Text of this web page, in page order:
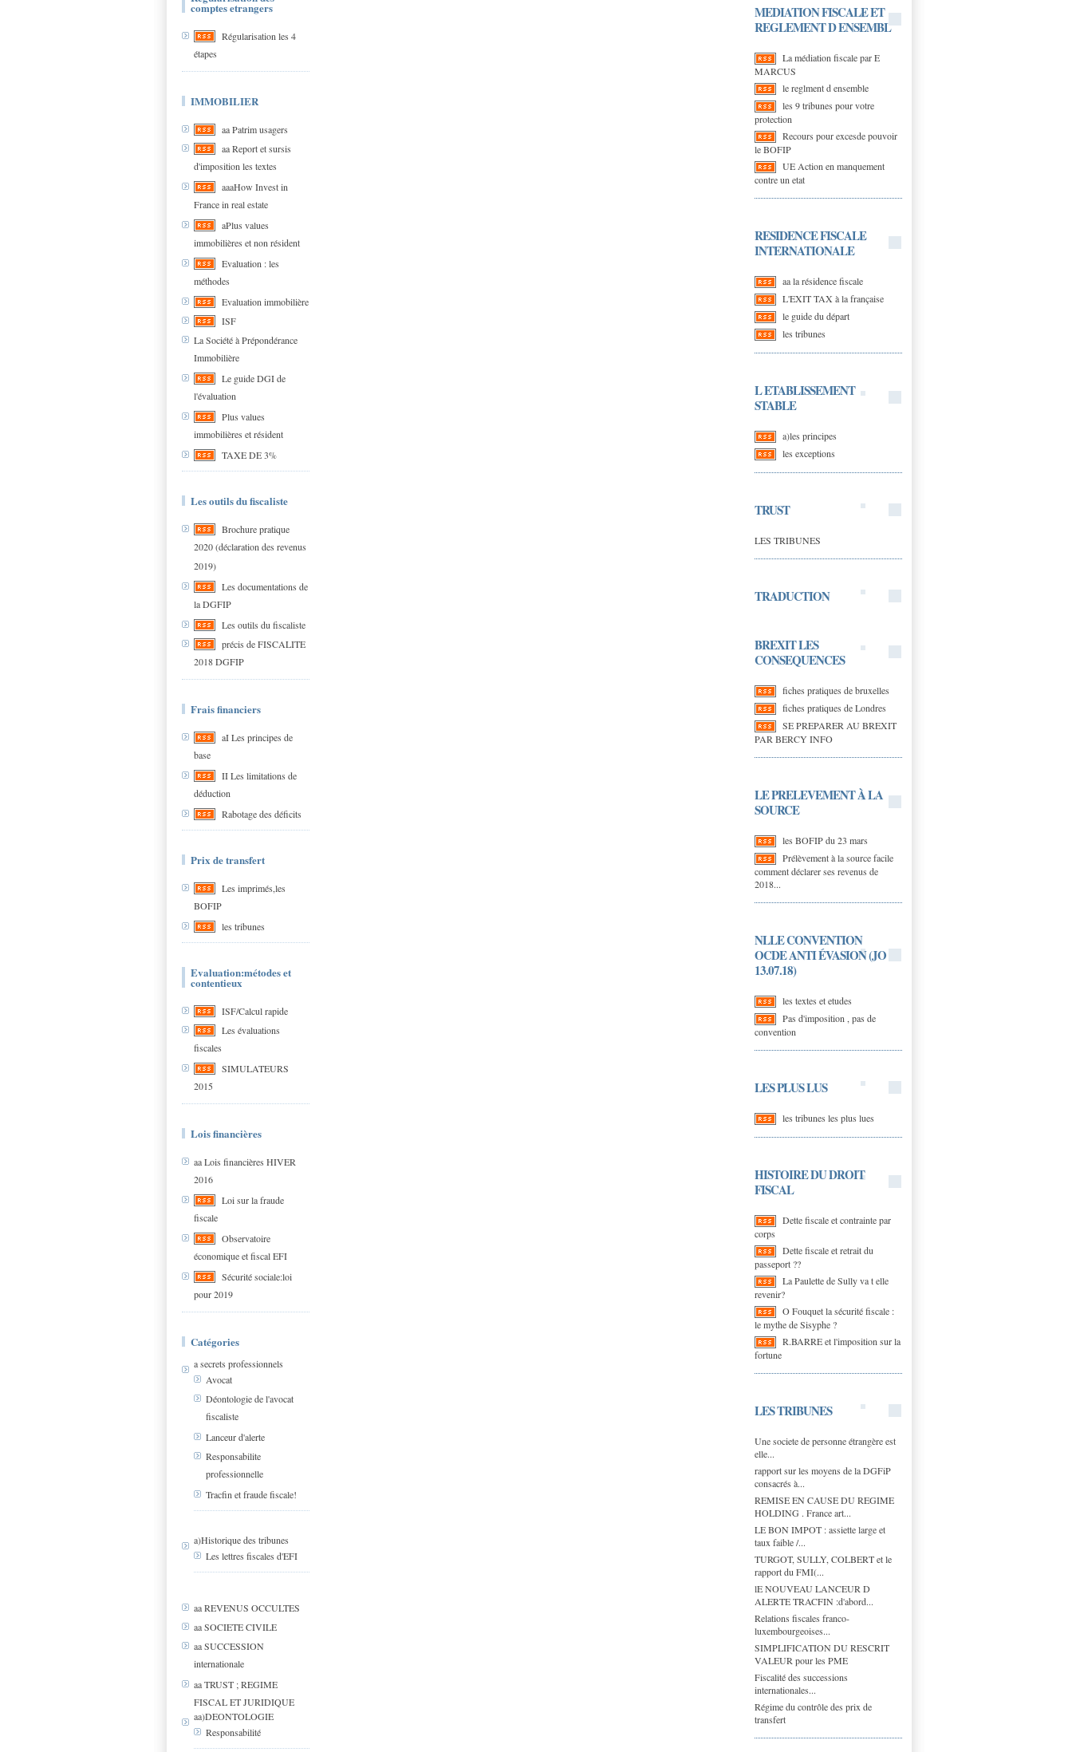
comptes etrangers
Régularisation les 4
étapes
IMMOBILIER
aa Patrim usagers
aa Report et sursis
d'imposition les textes
aaaHow Invest in
France in real estate
aPlus values
immobilières et non résident
Evaluation : les
méthodes
Evaluation immobilière
ISF
La Société à Prépondérance
Immobilière
Le guide DGI de
l'évaluation
Plus values
immobilières et résident
TAXE DE 3%
Les outils du fiscaliste
Brochure pratique
2020 (déclaration des revenus
2019)
Les documentations de
la DGFIP
Les outils du fiscaliste
précis de FISCALITE
2018 DGFIP
Frais financiers
aI Les principes de
base
II Les limitations de
déduction
Rabotage des déficits
Prix de transfert
Les imprimés,les
BOFIP
les tribunes
Evaluation:métodes et
contentieux
ISF/Calcul rapide
Les évaluations
fiscales
SIMULATEURS
2015
Lois financières
aa Lois financières HIVER
2016
Loi sur la fraude
fiscale
Observatoire
économique et fiscal EFI
Sécurité sociale:loi
pour 2019
Catégories
a secrets professionnels
Avocat
Déontologie de l'avocat
fiscaliste
Lanceur d'alerte
Responsabilite
professionnelle
Tracfin et fraude fiscale!
a)Historique des tribunes
Les lettres fiscales d'EFI
aa REVENUS OCCULTES
aa SOCIETE CIVILE
aa SUCCESSION
internationale
aa TRUST ; REGIME
FISCAL ET JURIDIQUE
aa)DEONTOLOGIE
Responsabilité
MEDIATION FISCALE ET
REGLEMENT D ENSEMBL
La médiation fiscale par E
MARCUS
le reglment d ensemble
les 9 tribunes pour votre
protection
Recours pour excesde pouvoir
le BOFIP
UE Action en manquement
contre un etat
RESIDENCE FISCALE
INTERNATIONALE
aa la résidence fiscale
L'EXIT TAX à la française
le guide du départ
les tribunes
L ETABLISSEMENT
STABLE
a)les principes
les exceptions
TRUST
LES TRIBUNES
TRADUCTION
BREXIT LES
CONSEQUENCES
fiches pratiques de bruxelles
fiches pratiques de Londres
SE PREPARER AU BREXIT
PAR BERCY INFO
LE PRELEVEMENT À LA
SOURCE
les BOFIP du 23 mars
Prélèvement à la source facile
comment déclarer ses revenus de
2018...
NLLE CONVENTION
OCDE ANTI ÉVASION (JO
13.07.18)
les textes et etudes
Pas d'imposition , pas de
convention
LES PLUS LUS
les tribunes les plus lues
HISTOIRE DU DROIT
FISCAL
Dette fiscale et contrainte par
corps
Dette fiscale et retrait du
passeport ??
La Paulette de Sully va t elle
revenir?
O Fouquet la sécurité fiscale :
le mythe de Sisyphe ?
R.BARRE et l'imposition sur la
fortune
LES TRIBUNES
Une societe de personne étrangère est
elle...
rapport sur les moyens de la DGFiP
consacrés à...
REMISE EN CAUSE DU REGIME
HOLDING . France art...
LE BON IMPOT : assiette large et
taux faible /...
TURGOT, SULLY, COLBERT et le
rapport du FMI(...
lE NOUVEAU LANCEUR D
ALERTE TRACFIN :d'abord...
Relations fiscales franco-
luxembourgeoises...
SIMPLIFICATION DU RESCRIT
VALEUR pour les PME
Fiscalité des successions
internationales...
Régime du contrôle des prix de
transfert